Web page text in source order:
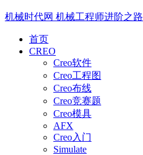
机械时代网 机械工程师进阶之路
首页
CREO
Creo软件
Creo工程图
Creo布线
Creo竞赛题
Creo模具
AFX
Creo入门
Simulate